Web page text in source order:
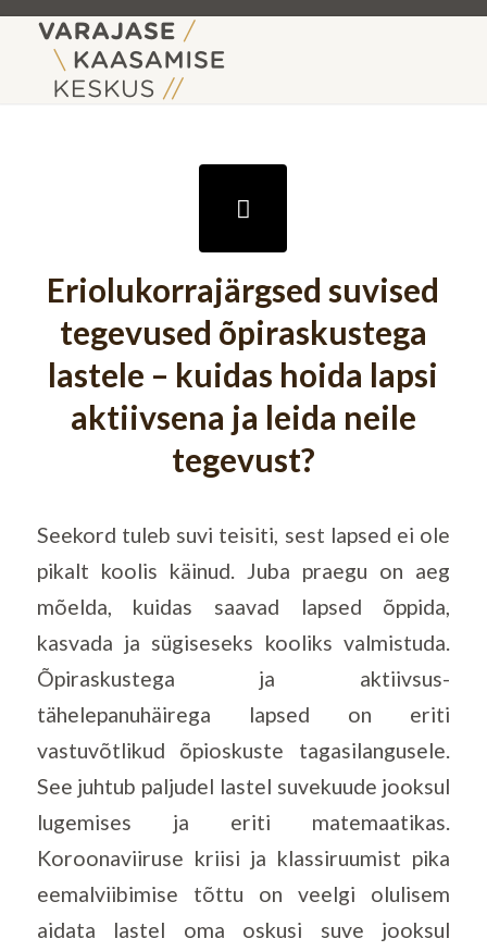
Eriolukorrajärgsed suvised
tegevused õpiraskustega
lastele – kuidas hoida lapsi
aktiivsena ja leida neile
tegevust?
Seekord tuleb suvi teisiti, sest lapsed ei ole
pikalt koolis käinud. Juba praegu on aeg
mõelda, kuidas saavad lapsed õppida,
kasvada ja sügiseseks kooliks valmistuda.
Õpiraskustega ja aktiivsus-
tähelepanuhäirega lapsed on eriti
vastuvõtlikud õpioskuste tagasilangusele.
See juhtub paljudel lastel suvekuude jooksul
lugemises ja eriti matemaatikas.
Koroonaviiruse kriisi ja klassiruumist pika
eemalviibimise tõttu on veelgi olulisem
aidata lastel oma oskusi suve jooksul